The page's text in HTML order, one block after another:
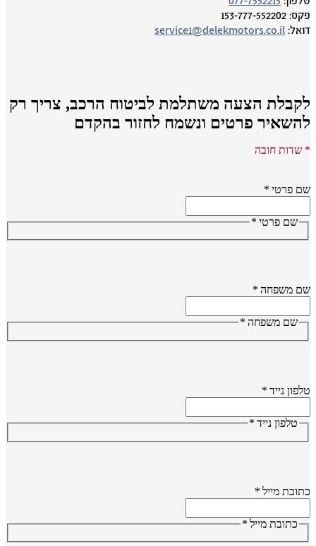
153-777-552202
service1@delekmotors.co.il
הצעה משתלמת לביטוח הרכב,צריך רק
פרטים ונשמח לחזור בהקדם
חובה
פרטי*
שם פרטי*
משפחה*
שם משפחה*
נייד*
טלפון נייד*
מייל*
כתובת מייל*